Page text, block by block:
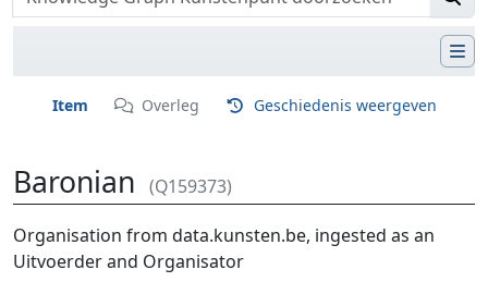
Item Overleg Geschiedenis weergeven
Baronian (Q159373)
Ga naar:navigatie,zoeken
Organisation from data.kunsten.be, ingested as an
Uitvoerder and Organisator